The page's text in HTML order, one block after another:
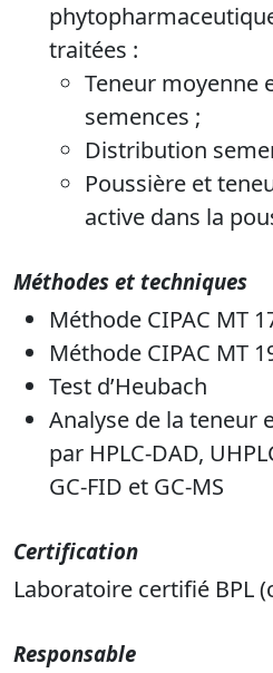
traitées :
Teneur moyenne
semences ;
Distribution
Poussière et
active dans la
Méthodes et techniques
Méthode CIPAC MT
Méthode CIPAC MT
Test d’Heubach
Analyse de la teneur
par HPLC-DAD,
GC-FID et GC-MS
Certification
Laboratoire certifié BPL
Responsable